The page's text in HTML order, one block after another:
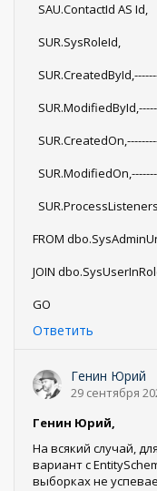
SAU.ContactId AS Id,
SUR.SysRoleId,
FROM
JOIN
GO
Ответить
Генин Юрий
29 сентября
Генин Юрий,
На всякий случай,
вариант с
выборках не